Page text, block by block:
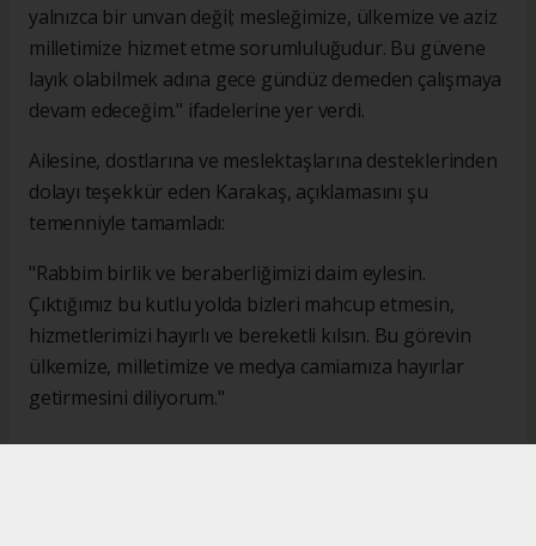
yalnızca bir unvan değil; mesleğimize, ülkemize ve aziz
milletimize hizmet etme sorumluluğudur. Bu güvene
layık olabilmek adına gece gündüz demeden çalışmaya
devam edeceğim." ifadelerine yer verdi.
Ailesine, dostlarına ve meslektaşlarına desteklerinden
dolayı teşekkür eden Karakaş, açıklamasını şu
temenniyle tamamladı:
"Rabbim birlik ve beraberliğimizi daim eylesin.
Çıktığımız bu kutlu yolda bizleri mahcup etmesin,
hizmetlerimizi hayırlı ve bereketli kılsın. Bu görevin
ülkemize, milletimize ve medya camiamıza hayırlar
getirmesini diliyorum."